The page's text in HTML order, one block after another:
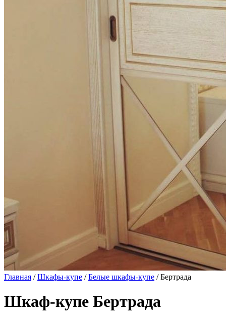
Главная /Шкафы-купе /Белые шкафы-купе / Бертрада
Шкаф-купе Бертрада